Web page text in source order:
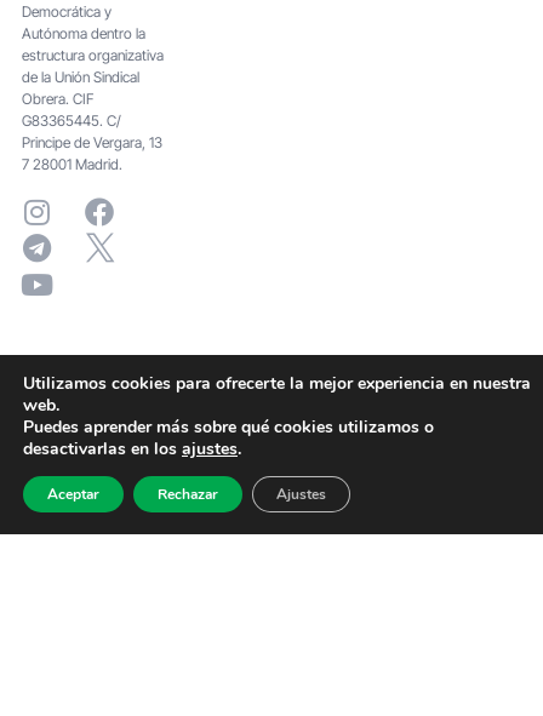
Democrática y
Autónoma dentro la
estructura organizativa
de la Unión Sindical
Obrera. CIF
G83365445. C/
Principe de Vergara, 13
7 28001 Madrid.
Utilizamos cookies para ofrecerte la mejor experiencia en nuestra
web.
Puedes aprender más sobre qué cookies utilizamos o
desactivarlas en los ajustes.
Aceptar Rechazar Ajustes